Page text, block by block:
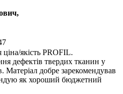
якість PROFIL.
дефектів твердих тканин у
Матеріал добре зарекомендував
як хороший бюджетний